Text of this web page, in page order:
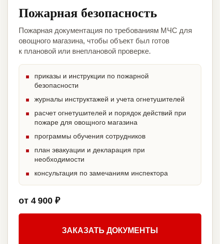
Пожарная безопасность
Пожарная документация по требованиям МЧС для
овощного магазина, чтобы объект был готов
к плановой или внеплановой проверке.
приказы и инструкции по пожарной
безопасности
журналы инструктажей и учета огнетушителей
расчет огнетушителей и порядок действий при
пожаре для овощного магазина
программы обучения сотрудников
план эвакуации и декларация при
необходимости
консультация по замечаниям инспектора
от 4 900 ₽
ЗАКАЗАТЬ ДОКУМЕНТЫ